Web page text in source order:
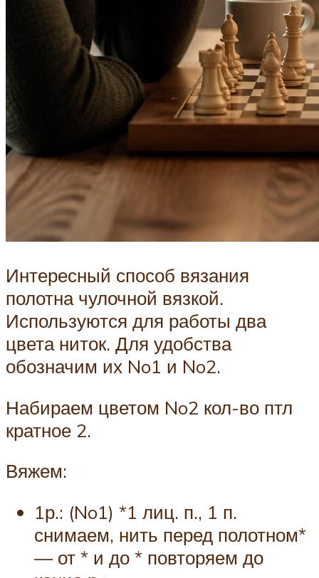
Интересный способ вязания
полотна чулочной вязкой.
Используются для работы два
цвета ниток. Для удобства
обозначим их No1 и No2.
Набираем цветом No2 кол-во птл
кратное 2.
Вяжем:
1р.: (No1) *1 лиц. п., 1 п.
снимаем, нить перед полотном*
— от * и до * повторяем до